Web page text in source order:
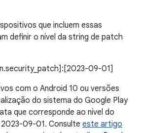
que incluem essas
definir o nível da string de patch
09-01]
com o Android 10 ou versões
do sistema do Google Play
que corresponde ao nível do
09-01. Consulte este artigo